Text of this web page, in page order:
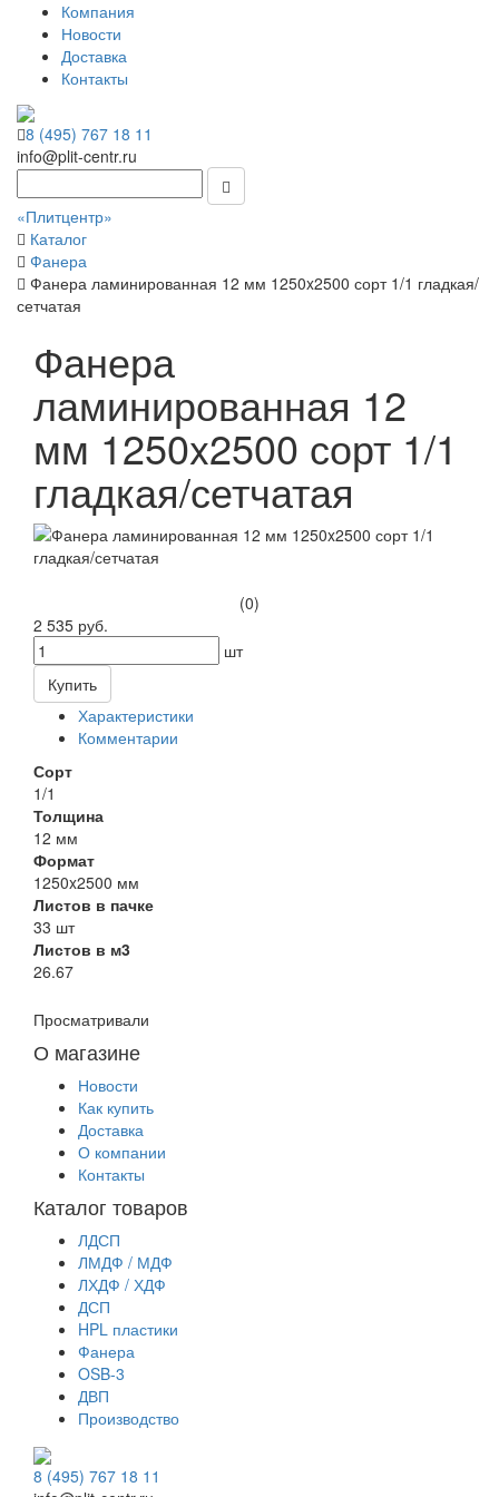
Компания
Новости
Доставка
Контакты
8 (495) 767 18 11
info@plit-centr.ru
«Плитцентр»
Каталог
Фанера
Фанера ламинированная 12 мм 1250x2500 сорт 1/1 гладкая/
сетчатая
Фанера
ламинированная 12
мм 1250x2500 сорт 1/1
гладкая/сетчатая
(0)
2 535 руб.
шт
Купить
Характеристики
Комментарии
Сорт
1/1
Толщина
12 мм
Формат
1250x2500 мм
Листов в пачке
33 шт
Листов в м3
26.67
Просматривали
О магазине
Новости
Как купить
Доставка
О компании
Контакты
Каталог товаров
ЛДСП
ЛМДФ / МДФ
ЛХДФ / ХДФ
ДСП
HPL пластики
Фанера
OSB-3
ДВП
Производство
8 (495) 767 18 11